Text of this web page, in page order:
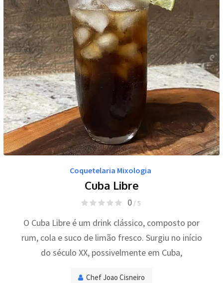
Coquetelaria Mixologia
Cuba Libre
0/ 5
O Cuba Libre é um drink clássico, composto por
rum, cola e suco de limão fresco. Surgiu no início
do século XX, possivelmente em Cuba,
Chef Joao Cisneiro